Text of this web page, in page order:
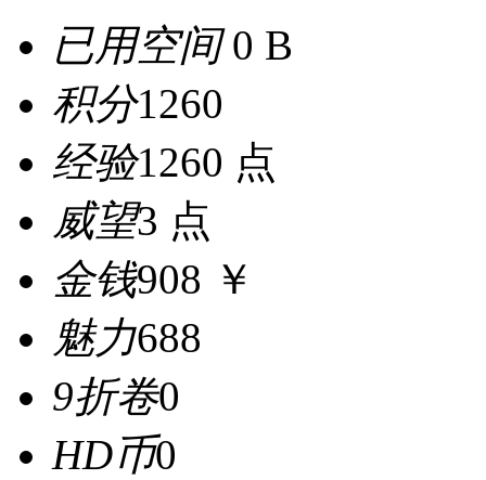
已用空间0 B
积分1260
经验1260 点
威望3 点
金钱908 ￥
魅力688
9折卷0
HD币0